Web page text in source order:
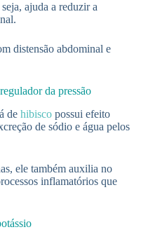
ajuda a reduzir a
distensão abdominal e
da pressão
de hibisco possui efeito
de sódio e água pelos
ele também auxilia no
inflamatórios que